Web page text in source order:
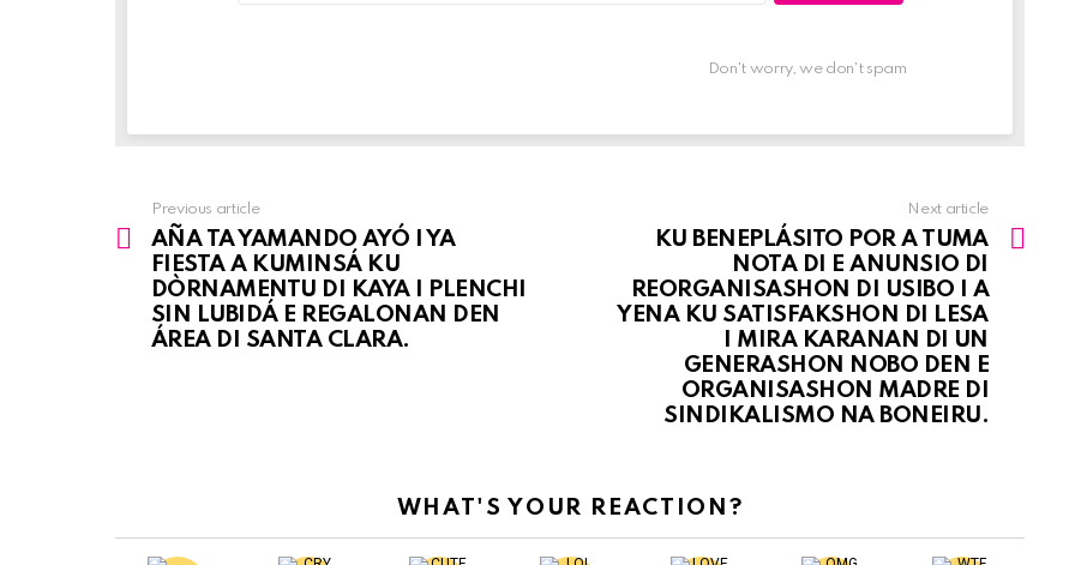
Don't worry, we don't spam
See
more
Previous article
AÑA TA YAMANDO AYÓ I YA
FIESTA A KUMINSÁ KU
DÒRNAMENTU DI KAYA I PLENCHI
SIN LUBIDÁ E REGALONAN DEN
ÁREA DI SANTA CLARA.
Next article
KU BENEPLÁSITO POR A TUMA
NOTA DI E ANUNSIO DI
REORGANISASHON DI USIBO I A
YENA KU SATISFAKSHON DI LESA
I MIRA KARANAN DI UN
GENERASHON NOBO DEN E
ORGANISASHON MADRE DI
SINDIKALISMO NA BONEIRU.
WHAT'S YOUR REACTION?